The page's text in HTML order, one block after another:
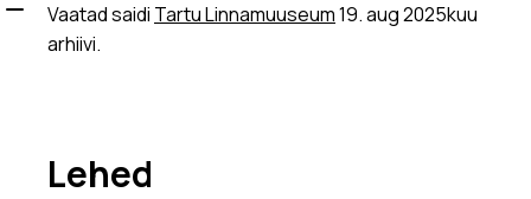
Vaatad saidi Tartu Linnamuuseum19. aug 2025kuu
arhiivi.
Lehed